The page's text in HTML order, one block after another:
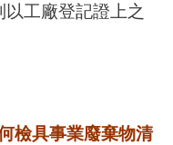
工廠登記證上之
檢具事業廢棄物清